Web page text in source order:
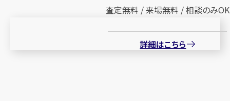
査定無料 / 来場無料 / 相談のみOK
詳細はこちら